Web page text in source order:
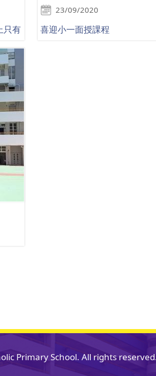
只有
23/09/2020
喜迎小一面授課程
Primary School. All rights